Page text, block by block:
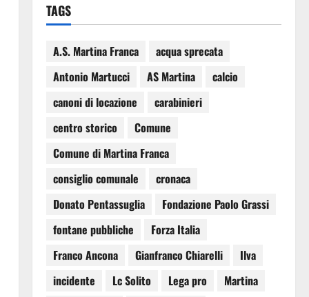
TAGS
A.S. Martina Franca
acqua sprecata
Antonio Martucci
AS Martina
calcio
canoni di locazione
carabinieri
centro storico
Comune
Comune di Martina Franca
consiglio comunale
cronaca
Donato Pentassuglia
Fondazione Paolo Grassi
fontane pubbliche
Forza Italia
Franco Ancona
Gianfranco Chiarelli
Ilva
incidente
Lc Solito Lega pro
Martina